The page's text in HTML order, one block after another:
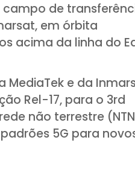
de
em órbita
acima da linha do
MediaTek e da
Rel-17, para o 3rd
não terrestre
5G para